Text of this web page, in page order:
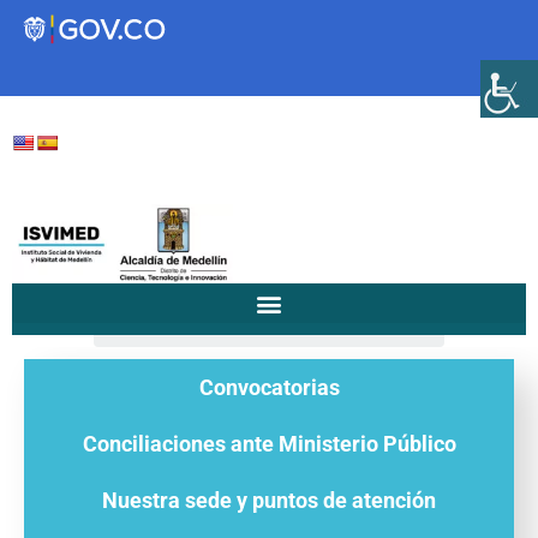
Transparencia
Participa
Instituto Social de Vivienda y
Mejoramiento de
Satisfacción del ciudadano
Convocatorias
Conciliaciones ante Ministerio Público
Nuestra sede y puntos de atención